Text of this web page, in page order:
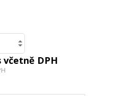
včetně DPH